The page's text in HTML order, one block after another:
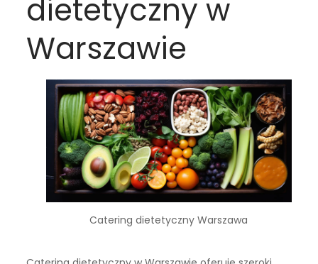
dietetyczny w
Warszawie
Catering dietetyczny Warszawa